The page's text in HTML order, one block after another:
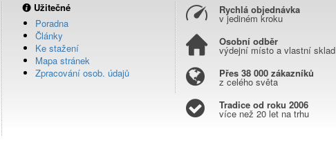
Užitečné
Poradna
Články
Ke stažení
Mapa stránek
Zpracování osob. údajů
Rychlá objednávka
v jediném kroku
Osobní odběr
výdejní místo a vlastní sklad
Přes 38 000 zákazníků
z celého světa
Tradice od roku 2006
více než 20 let na trhu